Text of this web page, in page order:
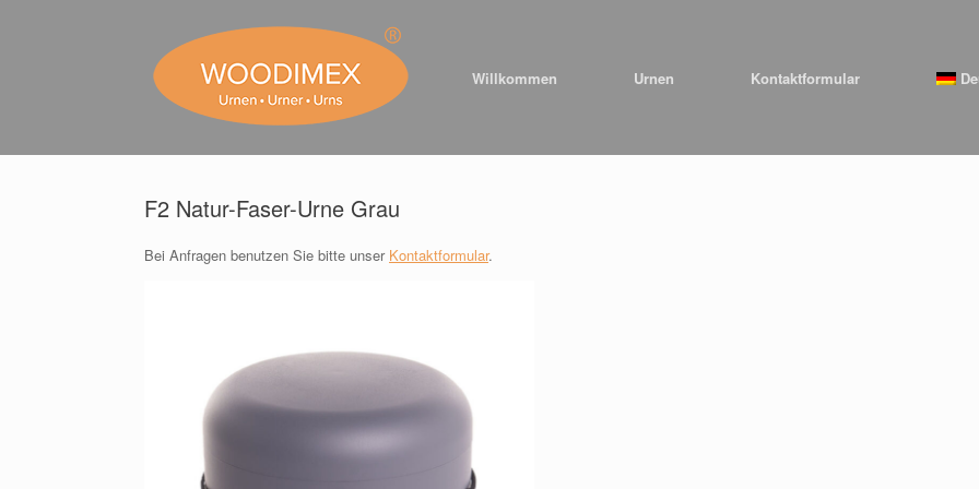
Willkommen
Urnen Kontaktformular
F2 Natur-Faser-Urne Grau
Bei Anfragen benutzen Sie bitte unser Kontaktformular.